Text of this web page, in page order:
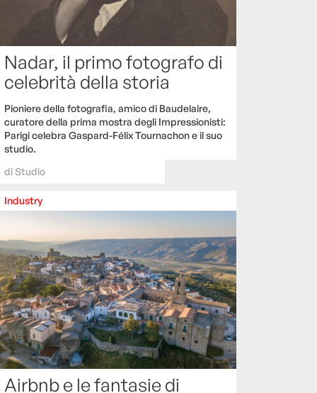
Nadar, il primo fotografo di
celebrità della storia
Pioniere della fotografia, amico di Baudelaire,
curatore della prima mostra degli Impressionisti:
Parigi celebra Gaspard-Félix Tournachon e il suo
studio.
diStudio
Industry
Airbnb e le fantasie di